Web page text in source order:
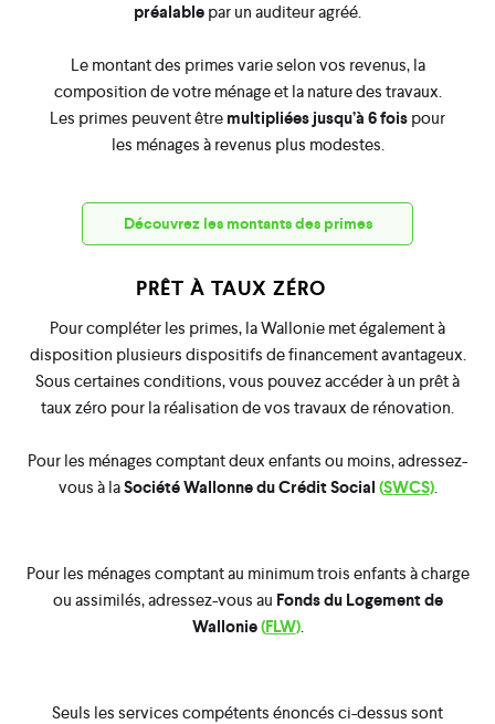
préalable par un auditeur agréé.
Le montant des primes varie selon vos revenus, la
composition de votre ménage et la nature des travaux.
Les primes peuvent être multipliées jusqu’à 6 fois pour
les ménages à revenus plus modestes.
Découvrez les montants des primes
PRÊT À TAUX ZÉRO
Pour compléter les primes, la Wallonie met également à
disposition plusieurs dispositifs de financement avantageux.
Sous certaines conditions, vous pouvez accéder à un prêt à
taux zéro pour la réalisation de vos travaux de rénovation.
Pour les ménages comptant deux enfants ou moins, adressez-
vous à laSociété Wallonne du Crédit Social (SWCS).
Pour les ménages comptant au minimum trois enfants à charge
ou assimilés, adressez-vous au Fonds du Logement de
Wallonie(FLW).
Seuls les services compétents énoncés ci-dessus sont